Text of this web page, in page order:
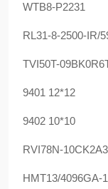
WTB8-P2231
RL31-8-2500-IR/
TVI50T-
9401 12*12
9402 10*10
RVI78N-
HMT13/4096GA-